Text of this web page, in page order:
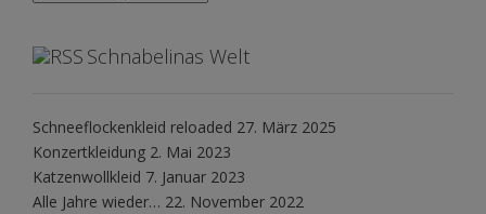
Schnabelinas Welt
Schneeflockenkleid reloaded 27. März 2025
Konzertkleidung 2. Mai 2023
Katzenwollkleid 7. Januar 2023
Alle Jahre wieder… 22. November 2022